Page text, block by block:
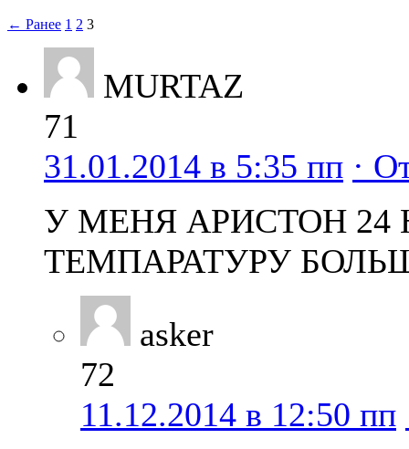
← Ранее 1 2 3
MURTAZ
71
31.01.2014 в 5:35 пп ·
У МЕНЯ АРИСТОН
ТЕМПАРАТУРУ
asker
72
11.12.2014 в 12:50 пп